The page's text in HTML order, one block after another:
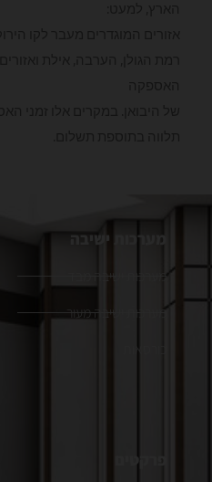
מערכות ישיבה
מערכות ישיבה מבד
מערכות ישיבה מעור
כורסאות
פרקטים